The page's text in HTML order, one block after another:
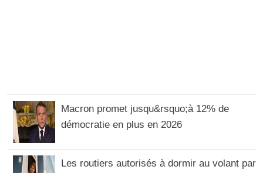
Macron promet jusqu&rsquo;à 12% de
démocratie en plus en 2026
Les routiers autorisés à dormir au volant par